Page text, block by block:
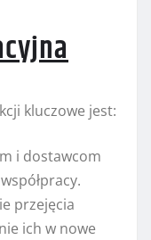
kluczowe jest:
i dostawcom
przejęcia
ich w nowe